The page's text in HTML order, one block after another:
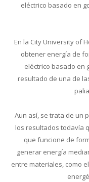
eléctrico basado en
En la City University of
obtener energía de
eléctrico basado en
resultado de una de
Aun así, se trata de un
los resultados todavía
que funcione de
generar energía
entre materiales, como